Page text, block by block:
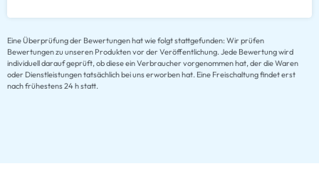
Eine Überprüfung der Bewertungen hat wie folgt stattgefunden: Wir prüfen
Bewertungen zu unseren Produkten vor der Veröffentlichung. Jede Bewertung wird
individuell darauf geprüft, ob diese ein Verbraucher vorgenommen hat, der die Waren
oder Dienstleistungen tatsächlich bei uns erworben hat. Eine Freischaltung findet erst
nach frühestens 24 h statt.